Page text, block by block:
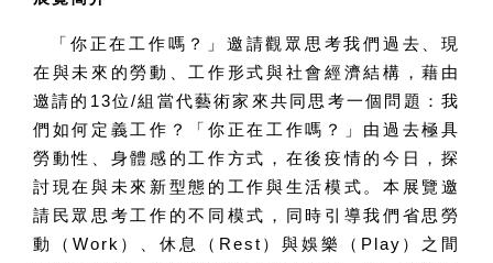
「你正在工作嗎？」邀請觀眾思考我們過去、現
在與未來的勞動、工作形式與社會經濟結構，藉由
邀請的13位/組當代藝術家來共同思考一個問題：我
們如何定義工作？「你正在工作嗎？」由過去極具
勞動性、身體感的工作方式，在後疫情的今日，探
討現在與未來新型態的工作與生活模式。本展覽邀
請民眾思考工作的不同模式，同時引導我們省思勞
動（Work）、休息（Rest）與娛樂（Play）之間